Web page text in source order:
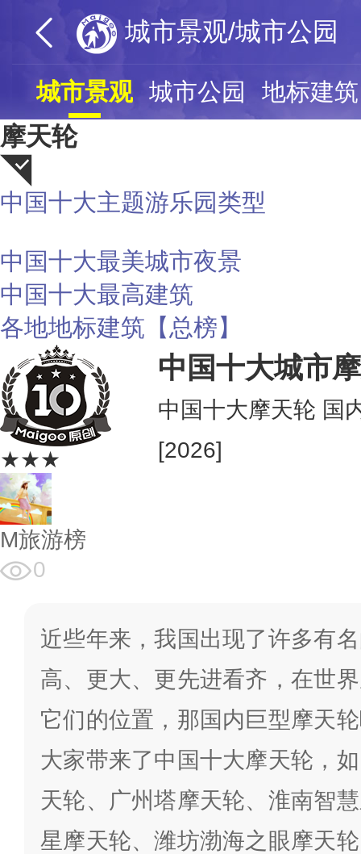
城市景观/城市公园
城市景观 城市公园 地标建筑
摩天轮
中国十大主题游乐园类型
中国十大最美城市夜景
中国十大最高建筑
各地地标建筑【总榜】
★★★
中国十大城市
中国十大摩天轮 国
[2026]
M旅游榜
0
近些年来，我国出现了许多有
高、更大、更先进看齐，在世
它们的位置，那国内巨型摩天
大家带来了中国十大摩天轮，
天轮、广州塔摩天轮、淮南智
星摩天轮、潍坊渤海之眼摩天